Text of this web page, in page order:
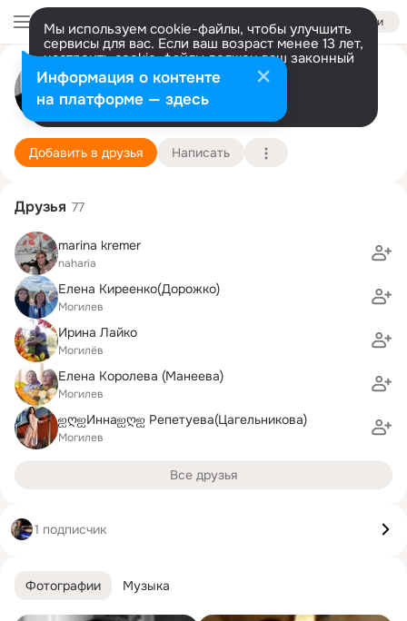
Войти
Мы используем cookie-файлы, чтобы улучшить
сервисы для вас. Если ваш возраст менее 13 лет,
настроить cookie-файлы должен ваш законный
представитель. Больше информации
Разрешить все Настроить
Лёша Скоморохов
Ришон лецион
Добавить в друзья Написать
Фотографии Музыка
Друзья 77
marina kremer
naharia
Елена Киреенко(Дорожко)
Могилев
Ирина Лайко
Могилёв
Елена Королева (Манеева)
Могилев
ஐღஐИннаஐღஐ Репетуева(Цагельникова)
Могилев
Все друзья
1 подписчик
Информация о контенте
на платформе — здесь